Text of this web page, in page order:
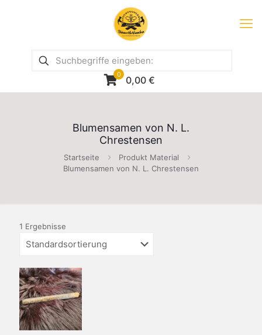
0 0,00 €
Blumensamen von N. L.
Chrestensen
Startseite
Produkt Material
Blumensamen von N. L. Chrestensen
1 Ergebnisse